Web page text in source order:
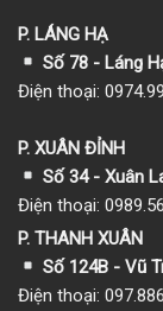
P. LÁNG HẠ
Số 78 - Láng
Điện thoại:
P. XUÂN ĐỈNH
Số 34 - Xuân
Điện thoại:
P. THANH XUÂN
Số 124B - Vũ
Điện thoại: